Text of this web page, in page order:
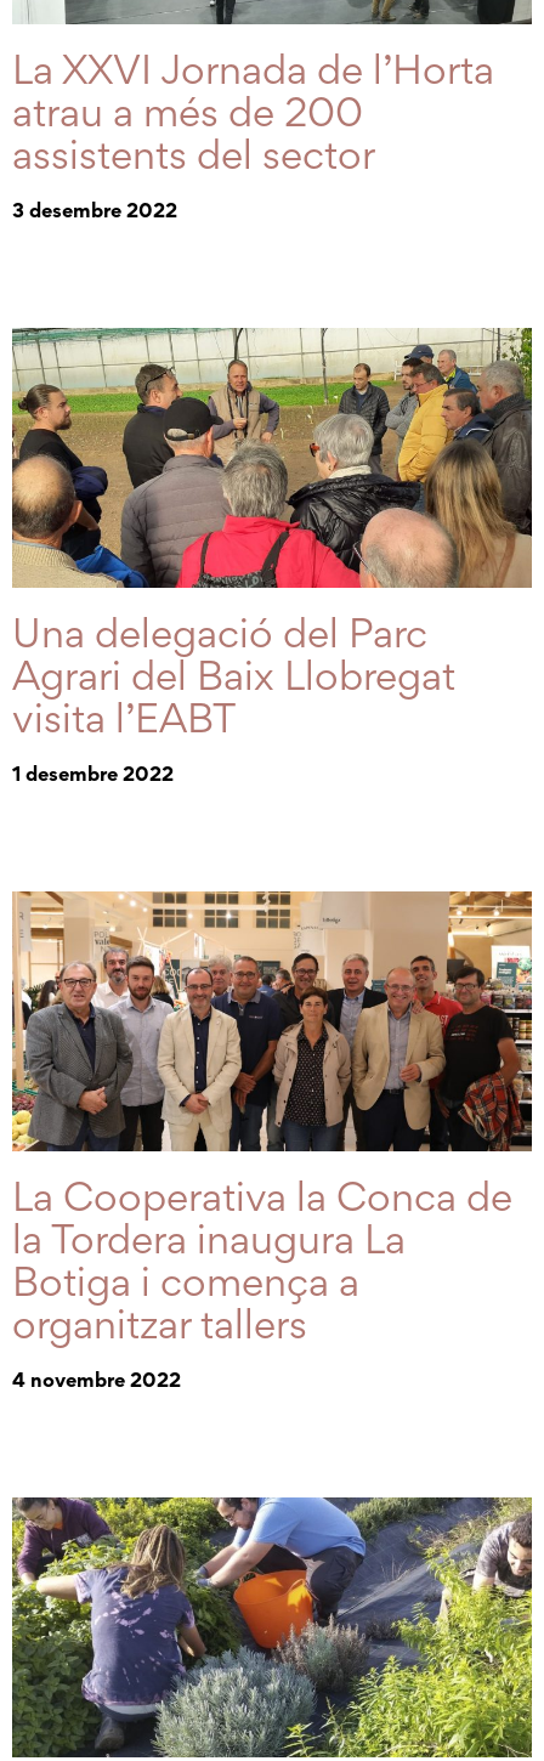
La XXVI Jornada de l’Horta
atrau a més de 200
assistents del sector
3 desembre 2022
Una delegació del Parc
Agrari del Baix Llobregat
visita l’EABT
1 desembre 2022
La Cooperativa la Conca de
la Tordera inaugura La
Botiga i comença a
organitzar tallers
4 novembre 2022